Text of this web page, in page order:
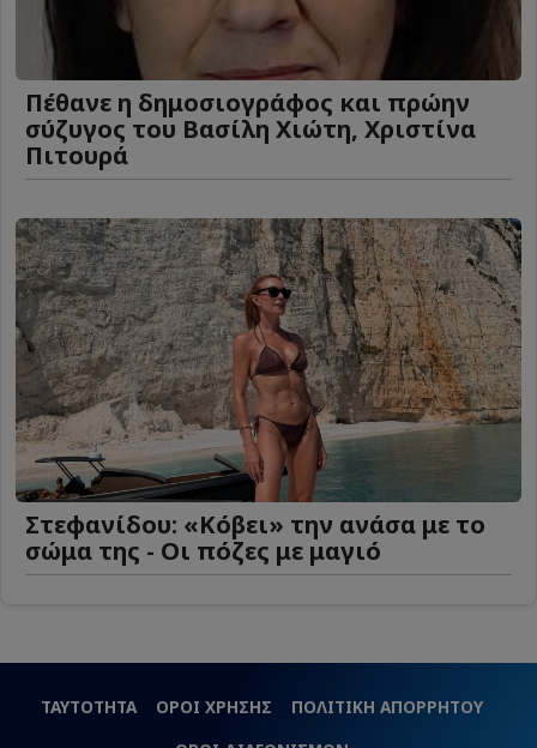
Πέθανε η δημοσιογράφος και πρώην
σύζυγος του Βασίλη Χιώτη, Χριστίνα
Πιτουρά
Στεφανίδου: «Κόβει» την ανάσα με το
σώμα της - Οι πόζες με μαγιό
ΤΑΥΤΟΤΗΤΑ ΟΡΟΙ ΧΡΗΣΗΣ
ΠΟΛΙΤΙΚΗ ΑΠΟΡΡΗΤΟΥ